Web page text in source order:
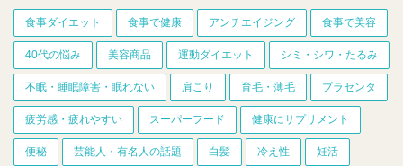
食事ダイエット 食事で健康 アンチエイジング 食事で美容
40代の悩み 美容商品 運動ダイエット シミ・シワ・たるみ
不眠・睡眠障害・眠れない 肩こり 育毛・薄毛 プラセンタ
疲労感・疲れやすい スーパーフード 健康にサプリメント
便秘 芸能人・有名人の話題 白髪 冷え性 妊活